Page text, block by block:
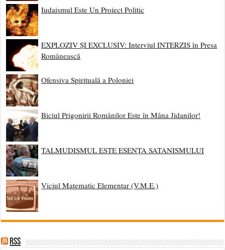
Iudaismul Este Un Proiect Politic
EXPLOZIV ȘI EXCLUSIV: Interviul INTERZIS în Presa
Românească
Ofensiva Spirituală a Poloniei
Biciul Prigonirii Românilor Este în Mâna Jidanilor!
TALMUDISMUL ESTE ESENȚA SATANISMULUI
Viciul Matematic Elementar (V.M.E.)
RSS